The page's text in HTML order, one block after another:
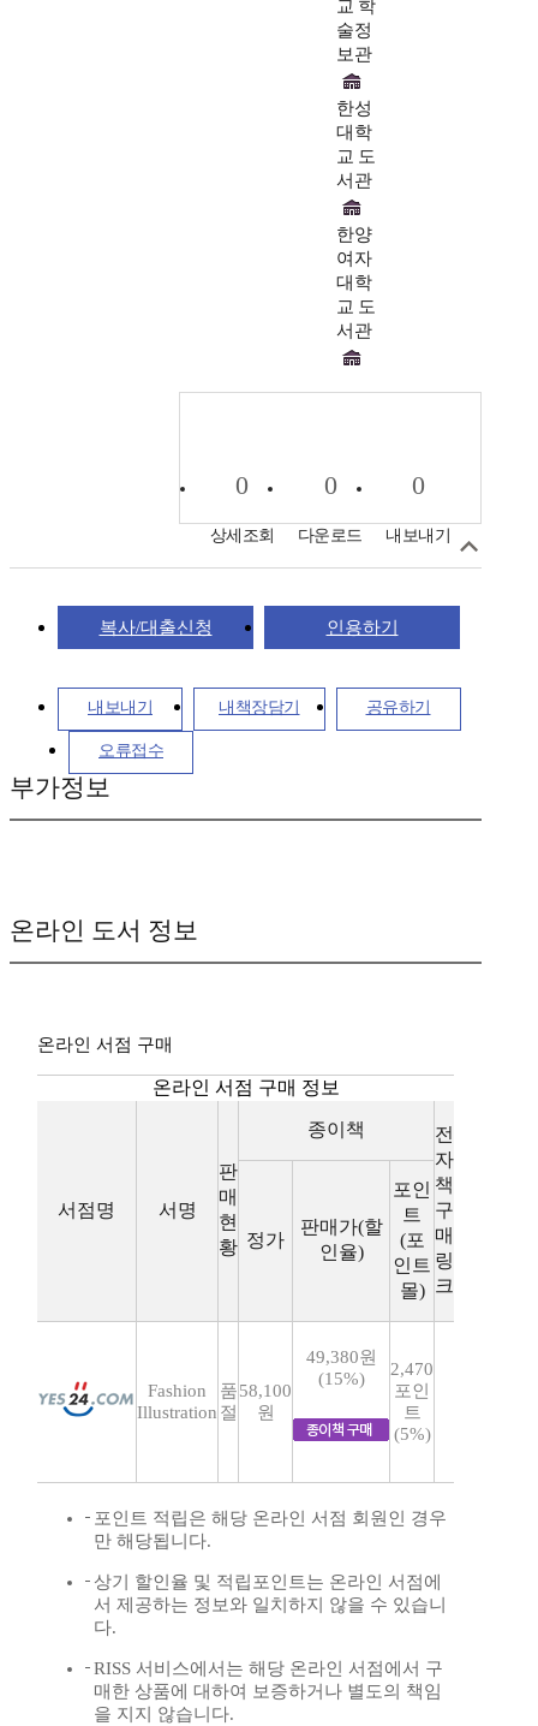
교 학
술정
보관
한성
대학
교 도
서관
한양
여자
대학
교 도
서관
0
상세조회
0
다운로드
0
내보내기
복사/대출신청 인용하기
내보내기 내책장담기 공유하기
오류접수
부가정보
온라인 도서 정보
온라인 서점 구매
온라인 서점 구매 정보
서점명 서명
판
매
현
황
종이책
전
자
책
구
매
링
크
정가
판매가(할
인율)
포인
트
(포
인트
몰)
Fashion
Illustration
품
절
58,100
원
49,380원
(15%)
2,470
포인
트
(5%)
포인트 적립은 해당 온라인 서점 회원인 경우
만 해당됩니다.
상기 할인율 및 적립포인트는 온라인 서점에
서 제공하는 정보와 일치하지 않을 수 있습니
다.
RISS 서비스에서는 해당 온라인 서점에서 구
매한 상품에 대하여 보증하거나 별도의 책임
을 지지 않습니다.